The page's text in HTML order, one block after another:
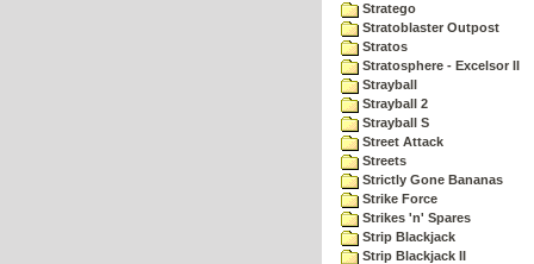
Stratego
Stratoblaster Outpost
Stratos
Stratosphere - Excelsor II
Strayball
Strayball 2
Strayball S
Street Attack
Streets
Strictly Gone Bananas
Strike Force
Strikes 'n' Spares
Strip Blackjack
Strip Blackjack II